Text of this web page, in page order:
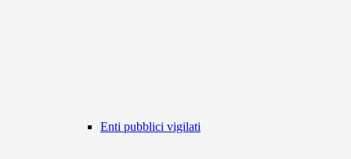
Enti pubblici vigilati